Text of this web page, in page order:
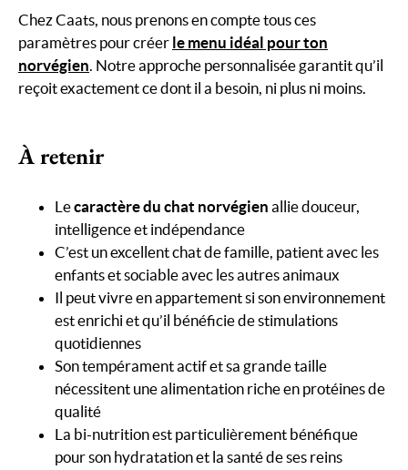
Chez Caats, nous prenons en compte tous ces
paramètres pour créer le menu idéal pour ton
norvégien. Notre approche personnalisée garantit qu’il
reçoit exactement ce dont il a besoin, ni plus ni moins.
À retenir
Lecaractère du chat norvégien allie douceur,
intelligence et indépendance
C’est un excellent chat de famille, patient avec les
enfants et sociable avec les autres animaux
Il peut vivre en appartement si son environnement
est enrichi et qu’il bénéficie de stimulations
quotidiennes
Son tempérament actif et sa grande taille
nécessitent une alimentation riche en protéines de
qualité
La bi-nutrition est particulièrement bénéfique
pour son hydratation et la santé de ses reins